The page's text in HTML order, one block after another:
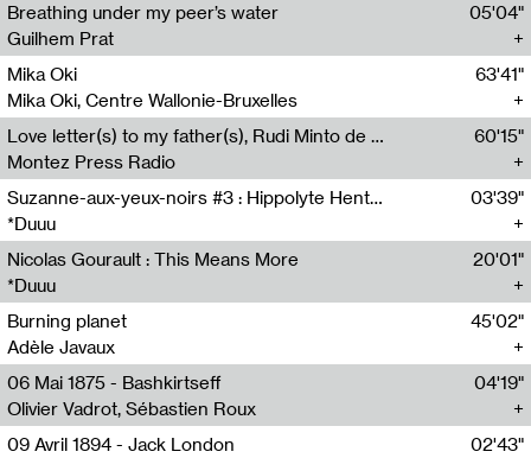
Breathing under my peer’s water
Guilhem Prat
05'04"
Mika Oki
Mika Oki, Centre Wallonie-Bruxelles
63'41"
Love letter(s) to my father(s), Rudi Minto de Wijs
Montez Press Radio
60'15"
Suzanne-aux-yeux-noirs #3 : Hippolyte Hentgen, Miss Fury
*Duuu
03'39"
Nicolas Gourault : This Means More
*Duuu
20'01"
Burning planet
Adèle Javaux
45'02"
06 Mai 1875 - Bashkirtseff
Olivier Vadrot, Sébastien Roux
04'19"
09 Avril 1894 - Jack London
02'43"